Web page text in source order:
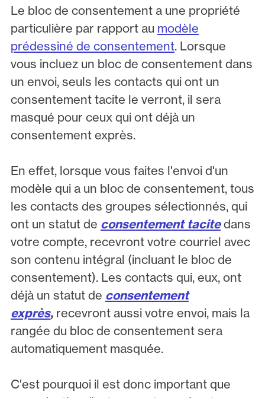
Le bloc de consentement a une propriété
particulière par rapport au modèle
prédessiné de consentement. Lorsque
vous incluez un bloc de consentement dans
un envoi, seuls les contacts qui ont un
consentement tacite le verront, il sera
masqué pour ceux qui ont déjà un
consentement exprès.
En effet, lorsque vous faites l'envoi d'un
modèle qui a un bloc de consentement, tous
les contacts des groupes sélectionnés, qui
ont un statut de consentement tacitedans
votre compte, recevront votre courriel avec
son contenu intégral (incluant le bloc de
consentement). Les contacts qui, eux, ont
déjà un statut de consentement
exprès,recevront aussi votre envoi, mais la
rangée du bloc de consentement sera
automatiquement masquée.
C'est pourquoi il est donc important que